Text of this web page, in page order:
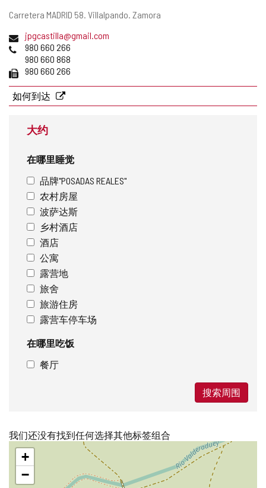
邮
地
址
Carretera MADRID 58. Villalpando. Zamora
电
子
件
地
址
jpgcastilla@gmail.com
电
980 660 266
980 660 868
传
真
980 660 266
如何到达
大约
在哪里睡觉
品牌"POSADAS REALES"
农村房屋
波萨达斯
乡村酒店
酒店
公寓
露营地
旅舍
旅游住房
露营车停车场
在哪里吃饭
餐厅
搜索周围
我们还没有找到任何选择其他标签组合
跳
地
图
+
−